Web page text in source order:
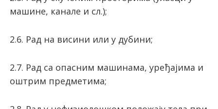
машине, канале и сл.);
2.6. Рад на висини или у дубини;
2.7. Рад са опасним машинама, уређајима и
оштрим предметима;